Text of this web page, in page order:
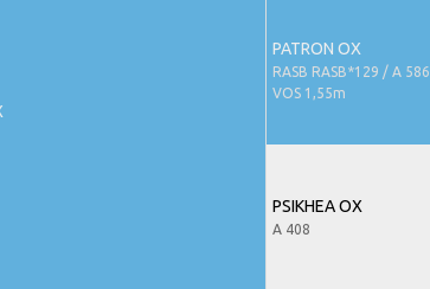
PATRON OX
RASB RASB*129 / A 586
VOS 1,55m
PSIKHEA OX
A 408